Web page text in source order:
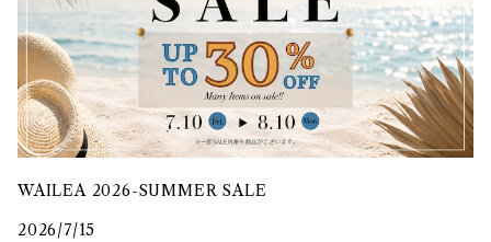
WAILEA 2026-SUMMER SALE
2026/7/15